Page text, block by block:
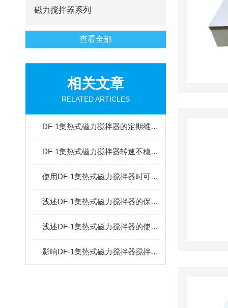
磁力搅拌器系列
查看全部
相关文章
RELATED ARTICLES
DF-1集热式磁力搅拌器的定期维护保养方法分享
DF-1集热式磁力搅拌器转速不稳定的原因分析
使用DF-1集热式磁力搅拌器时可通过以下方法避免其出现问题
浅述DF-1集热式磁力搅拌器的保养方法
浅述DF-1集热式磁力搅拌器的使用方法及注意事项
影响DF-1集热式磁力搅拌器搅拌子工作状态的因素介绍